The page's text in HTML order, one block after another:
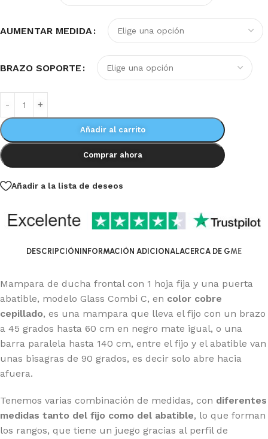
AUMENTAR MEDIDA
BRAZO SOPORTE
Añadir al carrito
Comprar ahora
Añadir a la lista de deseos
DESCRIPCIÓN INFORMACIÓN ADICIONALACERCA DE GME
Mampara de ducha frontal con 1 hoja fija y una puerta
abatible, modelo Glass Combi C, en color cobre
cepillado, es una mampara que lleva el fijo con un brazo
a 45 grados hasta 60 cm en negro mate igual, o una
barra paralela hasta 140 cm, entre el fijo y el abatible van
unas bisagras de 90 grados, es decir solo abre hacia
afuera.
Tenemos varias combinación de medidas, con diferentes
medidas tanto del fijo como del abatible, lo que forman
los rangos, que tiene un juego gracias al perfil de